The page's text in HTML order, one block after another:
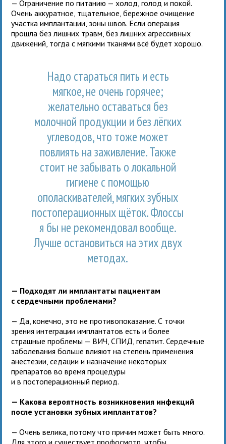
— Ограничение по питанию — холод, голод и покой.
Очень аккуратное, тщательное, бережное очищение
участка имплантации, зоны швов. Если операция
прошла без лишних травм, без лишних агрессивных
движений, тогда с мягкими тканями всё будет хорошо.
Надо стараться пить и есть
мягкое, не очень горячее;
желательно оставаться без
молочной продукции и без лёгких
углеводов, что тоже может
повлиять на заживление. Также
стоит не забывать о локальной
гигиене с помощью
ополаскивателей, мягких зубных
постоперационных щёток. Флоссы
я бы не рекомендовал вообще.
Лучше остановиться на этих двух
методах.
— Подходят ли имплантаты пациентам
с сердечными проблемами?
— Да, конечно, это не противопоказание. С точки
зрения интеграции имплантатов есть и более
страшные проблемы — ВИЧ, СПИД, гепатит. Сердечные
заболевания больше влияют на степень применения
анестезии, седации и назначение некоторых
препаратов во время процедуры
и в постоперационный период.
— Какова вероятность возникновения инфекций
после установки зубных имплантатов?
— Очень велика, потому что причин может быть много.
Для этого и существует профосмотр, чтобы